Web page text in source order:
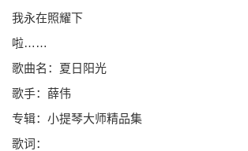
我永在照耀下
啦……
歌曲名：夏日阳光
歌手：薛伟
专辑：小提琴大师精品集
歌词：